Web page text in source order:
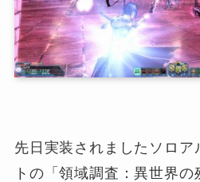
先日実装されましたソロア
トの「領域調査：異世界